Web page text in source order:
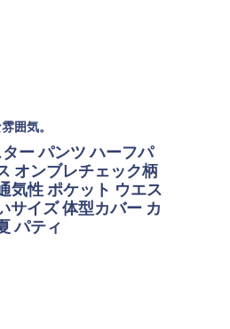
囲気。
ー パンツ ハーフパ
オンブレチェック柄
気性 ポケット ウエス
サイズ 体型カバー カ
パティ